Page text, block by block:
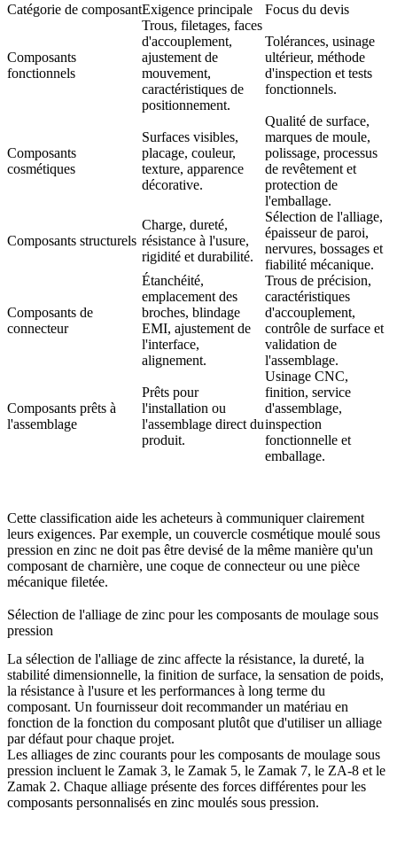
Catégorie de composantExigence principale Focus du devis
Composants
fonctionnels
Trous, filetages, faces
d'accouplement,
ajustement de
mouvement,
caractéristiques de
positionnement.
Tolérances, usinage
ultérieur, méthode
d'inspection et tests
fonctionnels.
Composants
cosmétiques
Surfaces visibles,
placage, couleur,
texture, apparence
décorative.
Qualité de surface,
marques de moule,
polissage, processus
de revêtement et
protection de
l'emballage.
Composants structurels
Charge, dureté,
résistance à l'usure,
rigidité et durabilité.
Sélection de l'alliage,
épaisseur de paroi,
nervures, bossages et
fiabilité mécanique.
Composants de
connecteur
Étanchéité,
emplacement des
broches, blindage
EMI, ajustement de
l'interface,
alignement.
Trous de précision,
caractéristiques
d'accouplement,
contrôle de surface et
validation de
l'assemblage.
Composants prêts à
l'assemblage
Prêts pour
l'installation ou
l'assemblage direct du
produit.
Usinage CNC,
finition, service
d'assemblage,
inspection
fonctionnelle et
emballage.
Cette classification aide les acheteurs à communiquer clairement
leurs exigences. Par exemple, un couvercle cosmétique moulé sous
pression en zinc ne doit pas être devisé de la même manière qu'un
composant de charnière, une coque de connecteur ou une pièce
mécanique filetée.
Sélection de l'alliage de zinc pour les composants de moulage sous
pression
La sélection de l'alliage de zinc affecte la résistance, la dureté, la
stabilité dimensionnelle, la finition de surface, la sensation de poids,
la résistance à l'usure et les performances à long terme du
composant. Un fournisseur doit recommander un matériau en
fonction de la fonction du composant plutôt que d'utiliser un alliage
par défaut pour chaque projet.
Les alliages de zinc courants pour les composants de moulage sous
pression incluent le Zamak 3, le Zamak 5, le Zamak 7, le ZA-8 et le
Zamak 2. Chaque alliage présente des forces différentes pour les
composants personnalisés en zinc moulés sous pression.